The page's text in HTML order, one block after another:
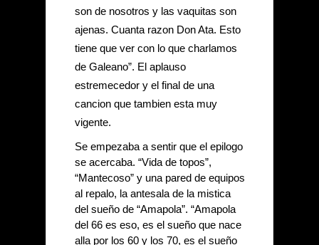
son de nosotros y las vaquitas son
ajenas. Cuanta razon Don Ata. Esto
tiene que ver con lo que charlamos
de Galeano”. El aplauso
estremecedor y el final de una
cancion que tambien esta muy
vigente.
Se empezaba a sentir que el epilogo
se acercaba. “Vida de topos”,
“Mantecoso” y una pared de equipos
al repalo, la antesala de la mistica
del sueño de “Amapola”. “Amapola
del 66 es eso, es el sueño que nace
alla por los 60 y los 70, es el sueño